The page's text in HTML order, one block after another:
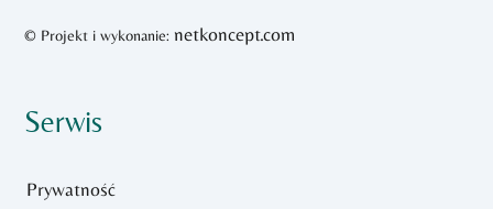
© Projekt i wykonanie:netkoncept.com
Serwis
Prywatność